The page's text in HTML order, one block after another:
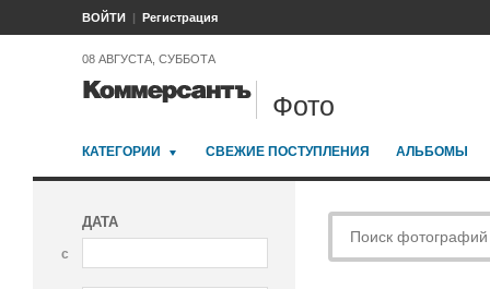
ВОЙТИ Регистрация
08 АВГУСТА, СУББОТА
Фото
КАТЕГОРИИ СВЕЖИЕ ПОСТУПЛЕНИЯ АЛЬБОМЫ
ДАТА
с